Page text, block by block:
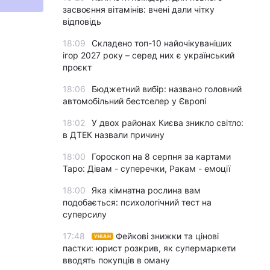
засвоєння вітамінів: вчені дали чітку
відповідь
18:09
Складено топ-10 найочікуваніших
ігор 2027 року – серед них є український
проєкт
18:06
Бюджетний вибір: названо головний
автомобільний бестселер у Європі
18:02
У двох районах Києва зникло світло:
в ДТЕК назвали причину
18:00
Гороскоп на 8 серпня за картами
Таро: Дівам - суперечки, Ракам - емоції
18:00
Яка кімнатна рослина вам
подобається: психологічний тест на
суперсилу
17:48 УНІАН
Фейкові знижки та цінові
пастки: юрист розкрив, як супермаркети
вводять покупців в оману